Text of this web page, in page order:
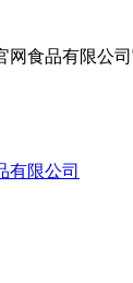
网食品有限公司